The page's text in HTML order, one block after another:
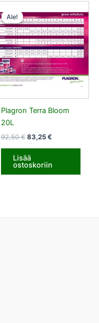
Ale!
Ale!
Plagron Terra Bloom
20L
92,50€
hinta
oli:
92,50 €.
83,25€
hinta
on:
83,25 €.
Lisää
ostoskoriin